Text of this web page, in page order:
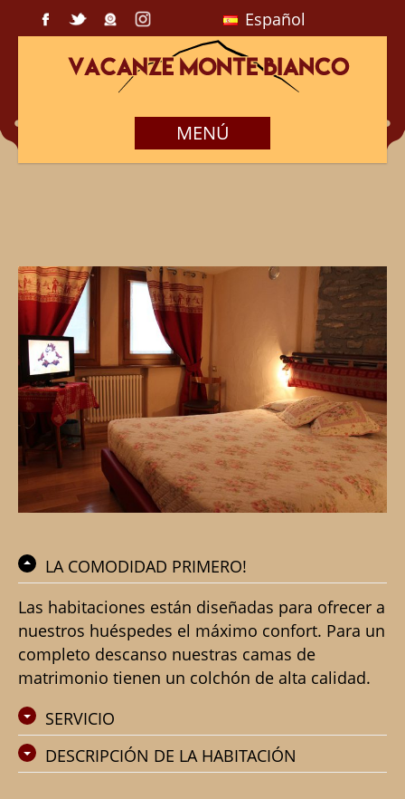
Español
MENÚ
LA COMODIDAD PRIMERO!
Las habitaciones están diseñadas para ofrecer a
nuestros huéspedes el máximo confort. Para un
completo descanso nuestras camas de
matrimonio tienen un colchón de alta calidad.
SERVICIO
DESCRIPCIÓN DE LA HABITACIÓN